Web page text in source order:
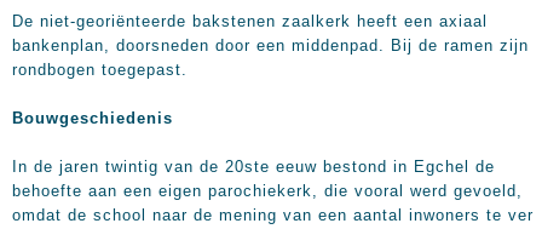
De niet-georiënteerde bakstenen zaalkerk heeft een axiaal
bankenplan, doorsneden door een middenpad. Bij de ramen zijn
rondbogen toegepast.
Bouwgeschiedenis
In de jaren twintig van de 20ste eeuw bestond in Egchel de
behoefte aan een eigen parochiekerk, die vooral werd gevoeld,
omdat de school naar de mening van een aantal inwoners te ver